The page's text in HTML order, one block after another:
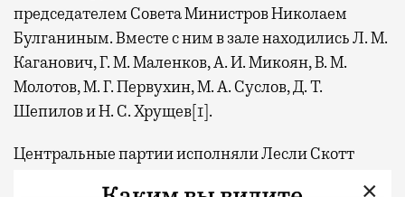
председателем Совета Министров Николаем
Булганиным. Вместе с ним в зале находились Л. М.
Каганович, Г. М. Маленков, А. И. Микоян, В. М.
Молотов, М. Г. Первухин, М. А. Суслов, Д. Т.
Шепилов и Н. С. Хрущев[1].
Центральные партии исполняли Лесли Скотт